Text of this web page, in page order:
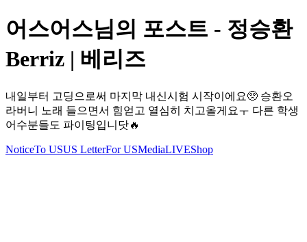
어스어스님의 포스트 - 정승환
Berriz | 베리즈
내일부터 고딩으로써 마지막 내신시험 시작이에요🥺 승환오
라버니 노래 들으면서 힘얻고 열심히 치고올게요ㅜ 다른 학생
어수분들도 파이팅입니닷🔥
NoticeTo USUS LetterFor USMediaLIVEShop